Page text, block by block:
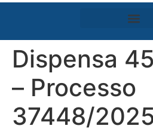
Dispensa
– Processo
37448/